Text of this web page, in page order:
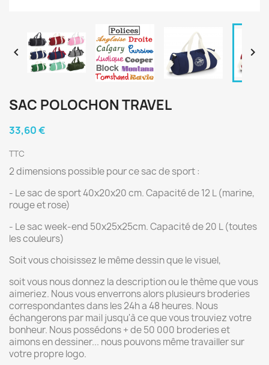
 
SAC POLOCHON TRAVEL
33,60 €
TTC
2 dimensions possible pour ce sac de sport :
- Le sac de sport 40x20x20 cm. Capacité de 12 L (marine,
rouge et rose)
- Le sac week-end 50x25x25cm. Capacité de 20 L (toutes
les couleurs)
Soit vous choisissez le même dessin que le visuel,
soit vous nous donnez la description ou le thème que vous
aimeriez. Nous vous enverrons alors plusieurs broderies
correspondantes dans les 24h a 48 heures. Nous
échangerons par mail jusqu'à ce que vous trouviez votre
bonheur. Nous possédons + de 50 000 broderies et
aimons en dessiner... nous pouvons même travailler sur
votre propre logo.